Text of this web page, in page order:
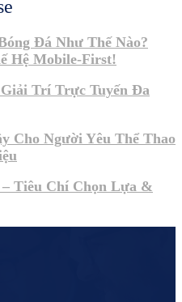
Đá Như Thế Nào?
Hệ Mobile-First!
Trí Trực Tuyến Đa
Cho Người Yêu Thể Thao
Tiêu Chí Chọn Lựa &